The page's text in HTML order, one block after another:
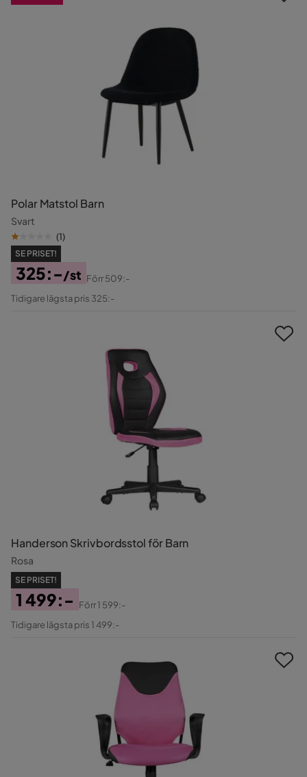
Polar Matstol Barn
Svart
(1)
SE PRISET!
Pris
325:-/st
Original
Förr509:-
Tidigare lägsta pris 325:-
Handerson Skrivbordsstol för Barn
Rosa
SE PRISET!
Pris
1 499:-
Original
Förr1 599:-
Tidigare lägsta pris 1 499:-